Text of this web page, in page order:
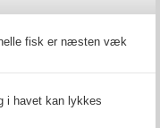
fisk er næsten væk
i havet kan lykkes